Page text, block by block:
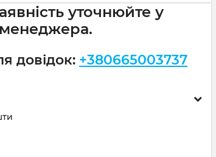
уточнюйте у
менеджера.
довідок: +380665003737